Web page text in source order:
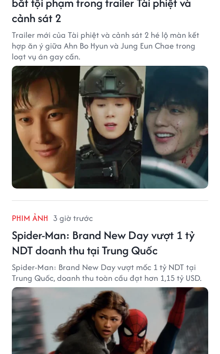
cảnh sát 2
Trailer mới của Tài phiệt và cảnh sát 2 hé lộ màn kết
hợp ăn ý giữa Ahn Bo Hyun và Jung Eun Chae trong
loạt vụ án gay cấn.
PHIM ẢNH 3 giờ trước
Spider-Man: Brand New Day vượt 1 tỷ
NDT doanh thu tại Trung Quốc
Spider-Man: Brand New Day vượt mốc 1 tỷ NDT tại
Trung Quốc, doanh thu toàn cầu đạt hơn 1,15 tỷ USD.